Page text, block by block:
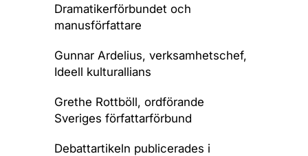
Dramatikerförbundet och
manusförfattare
Gunnar Ardelius, verksamhetschef,
Ideell kulturallians
Grethe Rottböll, ordförande
Sveriges författarförbund
Debattartikeln publicerades i